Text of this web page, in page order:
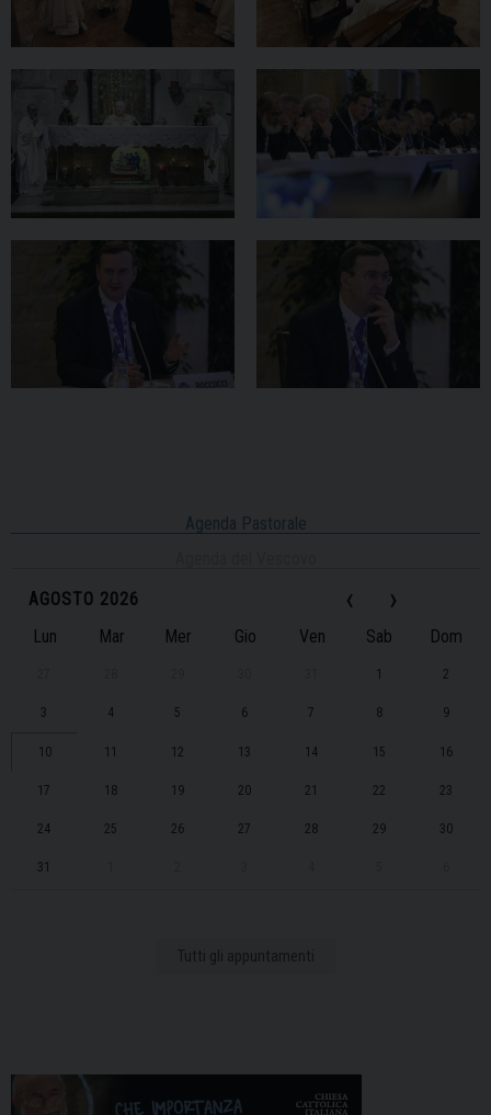
Agenda Pastorale
‹
AGOSTO 2026 ›
Lun Mar Mer Gio Ven Sab Dom
1 2
3 4 5 6 7 8 9
10 11 12 13 14 15 16
17 18 19 20 21 22 23
24 25 26 27 28 29 30
31
Tutti gli appuntamenti